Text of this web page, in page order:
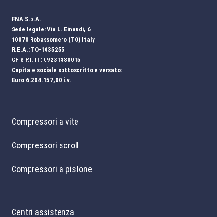
FNA S.p.A.
Sede legale: Via L. Einaudi, 6
10070 Robassomero (TO) Italy
R.E.A.: TO-1035255
CF e P.I. IT: 09231880015
Capitale sociale sottoscritto e versato:
Euro 6.204.157,00 i.v.
Compressori a vite
Compressori scroll
Compressori a pistone
Centri assistenza